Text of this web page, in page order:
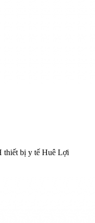
thiết bị y tế Huê Lợi